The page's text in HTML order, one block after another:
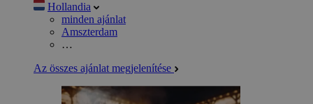
Hollandia
minden ajánlat
Amszterdam
…
Az összes ajánlat megjelenítése